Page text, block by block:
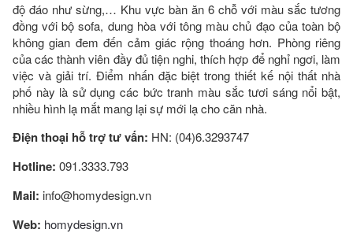
độ đáo như sừng,… Khu vực bàn ăn 6 chỗ với màu sắc tương
đồng với bộ sofa, dung hòa với tông màu chủ đạo của toàn bộ
không gian đem đến cảm giác rộng thoáng hơn. Phòng riêng
của các thành viên đầy đủ tiện nghi, thích hợp để nghỉ ngơi, làm
việc và giải trí. Điểm nhấn đặc biệt trong thiết kế nội thất nhà
phố này là sử dụng các bức tranh màu sắc tươi sáng nổi bật,
nhiều hình lạ mắt mang lại sự mới lạ cho căn nhà.
Điện thoại hỗ trợ tư vấn: HN: (04)6.3293747
Hotline: 091.3333.793
Mail: info@homydesign.vn
Web: homydesign.vn